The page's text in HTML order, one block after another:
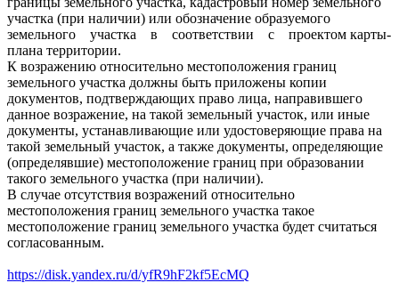
участка (при наличии) или обозначение образуемого
земельного участка в соответствии с проектом карты-
плана территории.
К возражению относительно местоположения границ
земельного участка должны быть приложены копии
документов, подтверждающих право лица, направившего
данное возражение, на такой земельный участок, или иные
документы, устанавливающие или удостоверяющие права на
такой земельный участок, а также документы, определяющие
(определявшие) местоположение границ при образовании
такого земельного участка (при наличии).
В случае отсутствия возражений относительно
местоположения границ земельного участка такое
местоположение границ земельного участка будет считаться
согласованным.
https://disk.yandex.ru/d/yfR9hF2kf5EcMQ